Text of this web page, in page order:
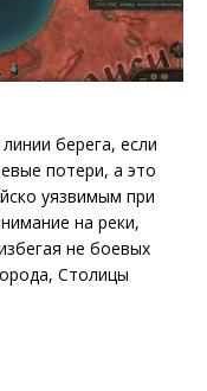
берега, если
потери, а это
уязвимым при
на реки,
не боевых
Столицы